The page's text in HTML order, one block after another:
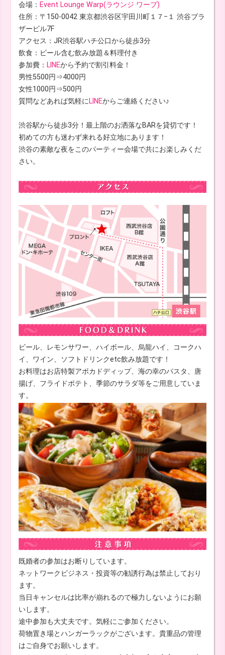
会場： Event Lounge Warp(ラウンジ ワープ)
住所：〒150-0042 東京都渋谷区宇田川町１７−１ 渋谷ブラ
ザービル7F
アクセス：JR渋谷駅ハチ公口から徒歩3分
飲食：ビール含む飲み放題＆料理付き
参加費： LINEから予約で割引料金！
男性5500円⇒4000円
女性1000円⇒500円
質問などあれば気軽に LINEからご連絡ください♪
渋谷駅から徒歩3分！最上階のお洒落なBARを貸切です！
初めての方も迷わず来れる好立地にあります！
渋谷の素敵な夜をこのパーティー会場で共にお楽しみくだ
さい。
ビール、レモンサワー、ハイボール、烏龍ハイ、コークハ
イ、ワイン、ソフトドリンクetc飲み放題です！
お料理はお店特製アボカドディップ、海の幸のパスタ、唐
揚げ、フライドポテト、季節のサラダ等をご用意していま
す。
既婚者の参加はお断りしています。
ネットワークビジネス・投資等の勧誘行為は禁止しており
ます。
当日キャンセルは比率が崩れるので極力しないようにお願
いします。
途中参加も大丈夫です。気軽にご参加ください。
荷物置き場とハンガーラックがございます。貴重品の管理
はご自身でお願いします。